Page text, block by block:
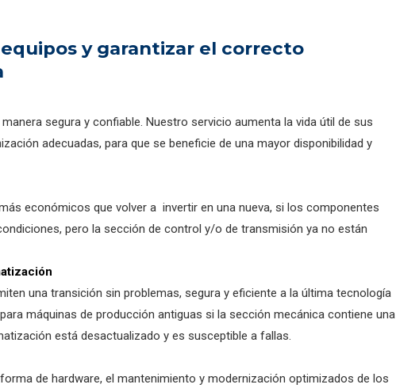
y garantizar el correcto
segura y confiable. Nuestro servicio aumenta la vida útil de sus
adecuadas, para que se beneficie de una mayor disponibilidad y
económicos que volver a invertir en una nueva, si los componentes
pero la sección de control y/o de transmisión ya no están
una transición sin problemas, segura y eficiente a la última tecnología
máquinas de producción antiguas si la sección mecánica contiene una
está desactualizado y es susceptible a fallas.
de hardware, el mantenimiento y modernización optimizados de los